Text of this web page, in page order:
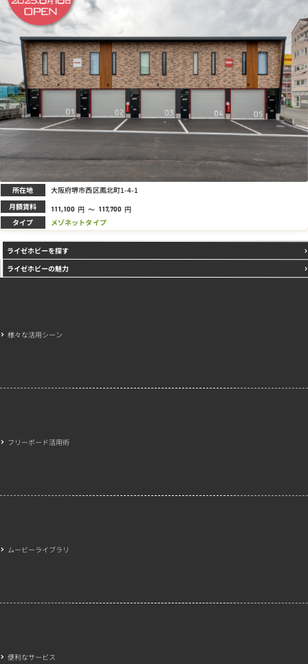
所在地 大阪府堺市西区鳳北町1-4-1
月額賃料 111,100 円 ～ 117,700 円
タイプ メゾネットタイプ
ライゼホビーを探す
ライゼホビーの魅力
様々な活用シーン
フリーボード活用術
ムービーライブラリ
便利なサービス